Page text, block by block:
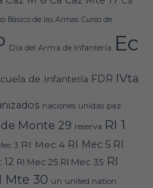
Básico de las Armas Curso de
Día del Arma de Infantería Ec
de Infantería FDR IVta
naciones unidas paz
Monte 29 reserva RI 1
3 RI Mec 4 RI Mec 5 RI
12 RI Mec 25 RI Mec 35 RI
Mte 30 un united nation